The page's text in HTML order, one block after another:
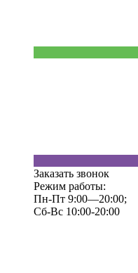
Заказать звонок
Режим работы:
Пн-Пт 9:00—20:00;
Сб-Вс 10:00-20:00